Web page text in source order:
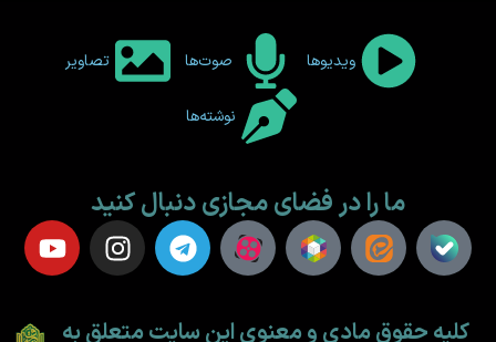
ویدیوها صوت‌ها تصاویر
نوشته‌ها
ما را در فضای مجازی دنبال کنید
کلیه حقوق مادی و معنوی این سایت متعلق به